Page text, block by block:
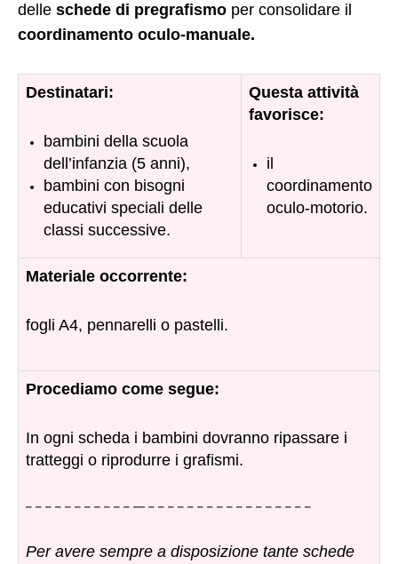
delle schede di pregrafismo per consolidare il
coordinamento oculo-manuale.
Destinatari:
bambini della scuola
dell’infanzia (5 anni),
bambini con bisogni
educativi speciali delle
classi successive.
Questa attività
favorisce:
il
coordinamento
oculo-motorio.
Materiale occorrente:
fogli A4, pennarelli o pastelli.
Procediamo come segue:
In ogni scheda i bambini dovranno ripassare i
tratteggi o riprodurre i grafismi.
– – – – – – – – – – – — – – – – – – – – – – – – – – – – –
Per avere sempre a disposizione tante schede